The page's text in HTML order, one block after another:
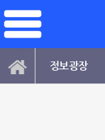
정보광장